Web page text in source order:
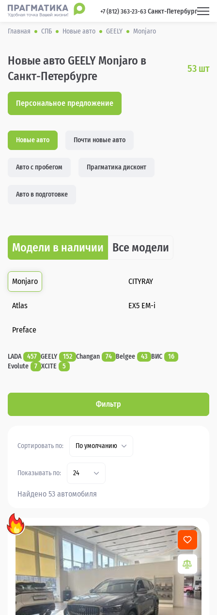
+7 (812) 363-23-63 Санкт-Петербург
Главная СПБ Новые авто GEELY Monjaro
Новые авто GEELY Monjaro в
Санкт-Петербурге
53 шт
Персональное предложение
Новые авто Почти новые авто
Авто с пробегом Прагматика дисконт
Авто в подготовке
Модели в наличии Все модели
Monjaro CITYRAY
Atlas EX5 EM-i
Preface
LADA 457 GEELY 152 Changan 74 Belgee 43 ВИС
16
Evolute
7 XCITE 5
Фильтр
Сортировать по: По умолчанию
Показывать по: 24
Найдено 53 автомобиля